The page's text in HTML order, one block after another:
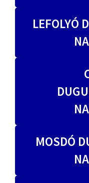
LEFOLYÓ
MOSDÓ